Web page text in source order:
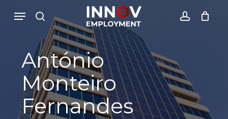
search account
Menu
Cesto de Compras Close
António
Monteiro
Fernandes